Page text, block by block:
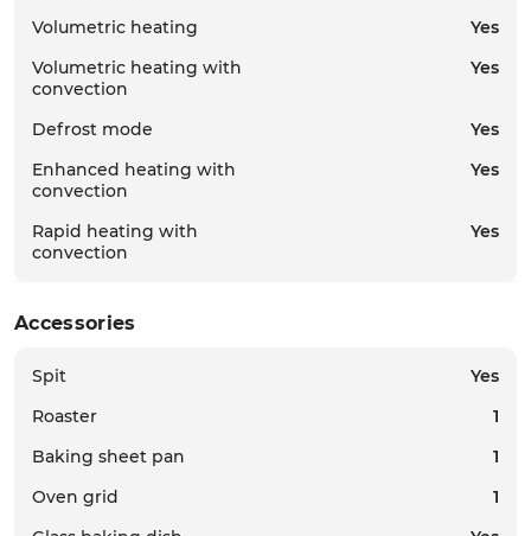
Volumetric heating
Yes
Volumetric heating with
convection
Yes
Defrost mode
Yes
Enhanced heating with
convection
Yes
Rapid heating with
convection
Yes
Accessories
Spit
Yes
Roaster
1
Baking sheet pan
1
Oven grid
1